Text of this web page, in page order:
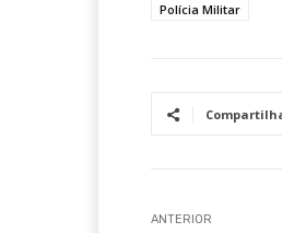
Polícia Militar
ANTERIOR